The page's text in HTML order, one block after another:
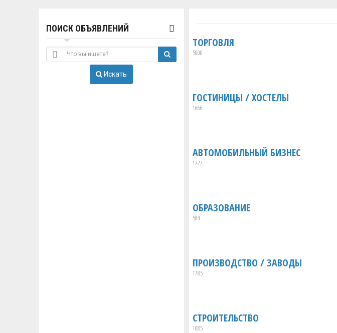
ПОИСК ОБЪЯВЛЕНИЙ
Искать
ТОРГОВЛЯ
5800
ГОСТИНИЦЫ / ХОСТЕЛЫ
1666
АВТОМОБИЛЬНЫЙ БИЗНЕС
1227
ОБРАЗОВАНИЕ
584
ПРОИЗВОДСТВО / ЗАВОДЫ
1785
СТРОИТЕЛЬСТВО
1085